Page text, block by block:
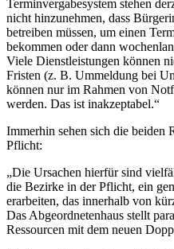
Terminvergabesystem stehen
nicht hinzunehmen, dass
betreiben müssen, um einen
bekommen oder dann
Viele Dienstleistungen können
Fristen (z. B. Ummeldung bei
können nur im Rahmen von
werden. Das ist inakzeptabel.“
Immerhin sehen sich die beiden
Pflicht:
„Die Ursachen hierfür sind
die Bezirke in der Pflicht, ein
erarbeiten, das innerhalb von
Das Abgeordnetenhaus stellt
Ressourcen mit dem neuen